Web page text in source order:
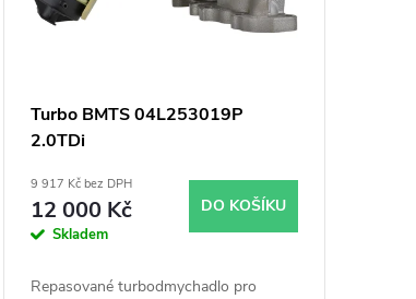
Turbo BMTS 04L253019P
2.0TDi
9 917 Kč bez DPH
12 000 Kč
Skladem
DO KOŠÍKU
Repasované turbodmychadlo pro